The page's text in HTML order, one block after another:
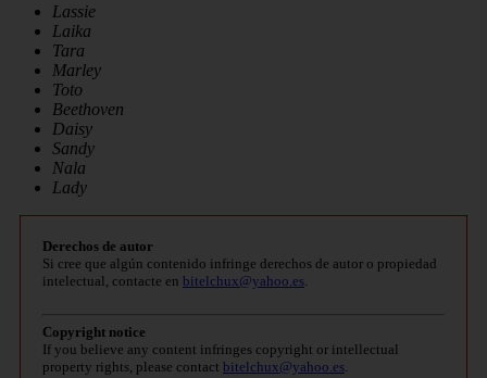
Lassie
Laika
Tara
Marley
Toto
Beethoven
Daisy
Sandy
Nala
Lady
Derechos de autor
Si cree que algún contenido infringe derechos de autor o propiedad
intelectual, contacte en bitelchux@yahoo.es
Copyright notice
If you believe any content infringes copyright or intellectual
property rights, please contact bitelchux@yahoo.es